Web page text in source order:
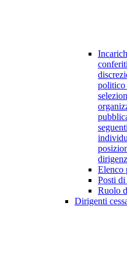
politico
Elenco
Posti
Ruolo
Dirigenti